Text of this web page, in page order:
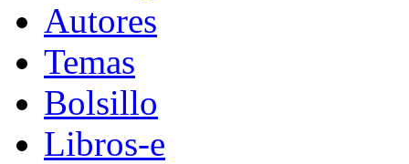
Autores
Temas
Bolsillo
Libros-e